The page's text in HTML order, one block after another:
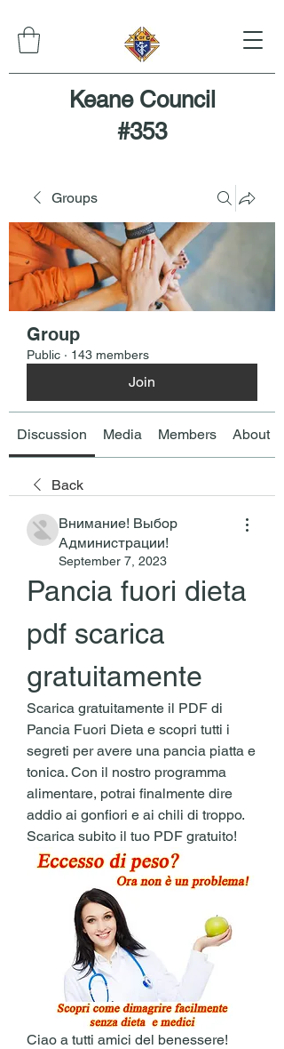
Keane Council
#353
Groups
Group
Public · 143 members
Join
Discussion Media Members About
Back
Внимание! Выбор
Администрации!
September 7, 2023
Pancia fuori dieta
pdf scarica
gratuitamente
Scarica gratuitamente il PDF di
Pancia Fuori Dieta e scopri tutti i
segreti per avere una pancia piatta e
tonica. Con il nostro programma
alimentare, potrai finalmente dire
addio ai gonfiori e ai chili di troppo.
Scarica subito il tuo PDF gratuito!
Ciao a tutti amici del benessere!